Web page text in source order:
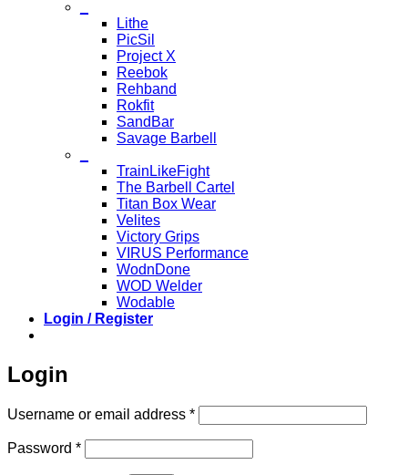
Lithe
PicSil
Project X
Reebok
Rehband
Rokfit
SandBar
Savage Barbell
TrainLikeFight
The Barbell Cartel
Titan Box Wear
Velites
Victory Grips
VIRUS Performance
WodnDone
WOD Welder
Wodable
Login / Register
Login
Username or email address *Required
Password *Required